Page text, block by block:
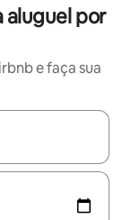
aluguel por
e faça sua
explore-os